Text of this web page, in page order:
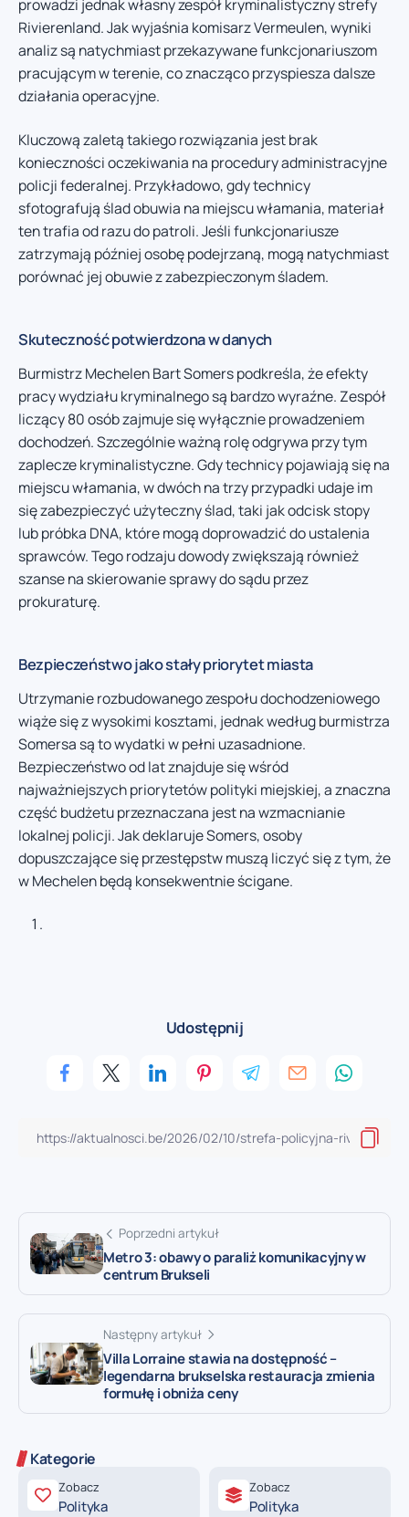
prowadzi jednak własny zespół kryminalistyczny strefy
Rivierenland. Jak wyjaśnia komisarz Vermeulen, wyniki
analiz są natychmiast przekazywane funkcjonariuszom
pracującym w terenie, co znacząco przyspiesza dalsze
działania operacyjne.
Kluczową zaletą takiego rozwiązania jest brak
konieczności oczekiwania na procedury administracyjne
policji federalnej. Przykładowo, gdy technicy
sfotografują ślad obuwia na miejscu włamania, materiał
ten trafia od razu do patroli. Jeśli funkcjonariusze
zatrzymają później osobę podejrzaną, mogą natychmiast
porównać jej obuwie z zabezpieczonym śladem.
Skuteczność potwierdzona w danych
Burmistrz Mechelen Bart Somers podkreśla, że efekty
pracy wydziału kryminalnego są bardzo wyraźne. Zespół
liczący 80 osób zajmuje się wyłącznie prowadzeniem
dochodzeń. Szczególnie ważną rolę odgrywa przy tym
zaplecze kryminalistyczne. Gdy technicy pojawiają się na
miejscu włamania, w dwóch na trzy przypadki udaje im
się zabezpieczyć użyteczny ślad, taki jak odcisk stopy
lub próbka DNA, które mogą doprowadzić do ustalenia
sprawców. Tego rodzaju dowody zwiększają również
szanse na skierowanie sprawy do sądu przez
prokuraturę.
Bezpieczeństwo jako stały priorytet miasta
Utrzymanie rozbudowanego zespołu dochodzeniowego
wiąże się z wysokimi kosztami, jednak według burmistrza
Somersa są to wydatki w pełni uzasadnione.
Bezpieczeństwo od lat znajduje się wśród
najważniejszych priorytetów polityki miejskiej, a znaczna
część budżetu przeznaczana jest na wzmacnianie
lokalnej policji. Jak deklaruje Somers, osoby
dopuszczające się przestępstw muszą liczyć się z tym, że
w Mechelen będą konsekwentnie ścigane.
Udostępnij
Poprzedni artykuł
Metro 3: obawy o paraliż komunikacyjny w
centrum Brukseli
Następny artykuł
Villa Lorraine stawia na dostępność –
legendarna brukselska restauracja zmienia
formułę i obniża ceny
Kategorie
Zobacz
Polityka
Zobacz
Polityka